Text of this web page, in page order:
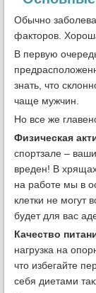
Обычно
факторов.
В первую
знать, что
чаще мужчин.
Но все же
Физическая
спортзале –
вреден! В
на работе мы в
клетки не могут
будет для вас
Качество
нагрузка на
что избегайте
себя диетами